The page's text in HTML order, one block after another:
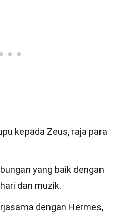
kepada Zeus, raja para
yang baik dengan
dan muzik.
dengan Hermes,